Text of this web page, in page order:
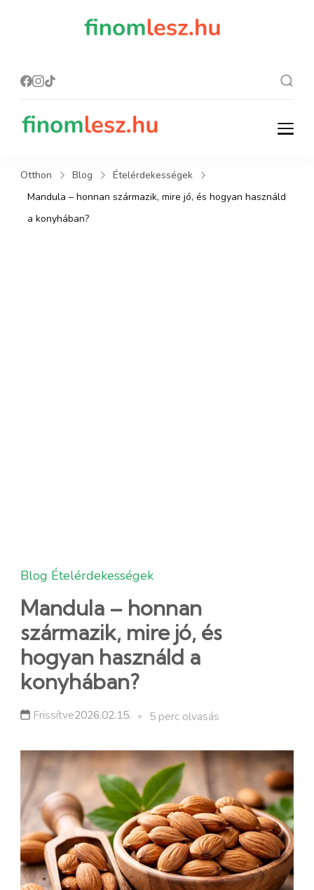
finomlesz.hu
Recept, ami finom lesz.
Otthon Blog
Ételérdekességek
Mandula – honnan származik, mire jó, és hogyan használd
a konyhában?
Blog Ételérdekességek
Mandula – honnan
származik, mire jó, és
hogyan használd a
konyhában?
Frissítve2026.02.15. 5 perc olvasás